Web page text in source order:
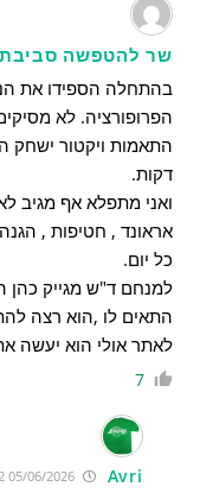
שר להטפשה
בהתחלה הספידו את
הפרופורציה. לא
התאמות ויקטור ישחק
דקות.
אראונד , חטיפות ,
כל יום.
למנחם ד"ש מגייק כהן
התאים לו ,הוא רצה
לאתר אולי הוא יעשה
7
Avri
05/06/2026 12:48:12